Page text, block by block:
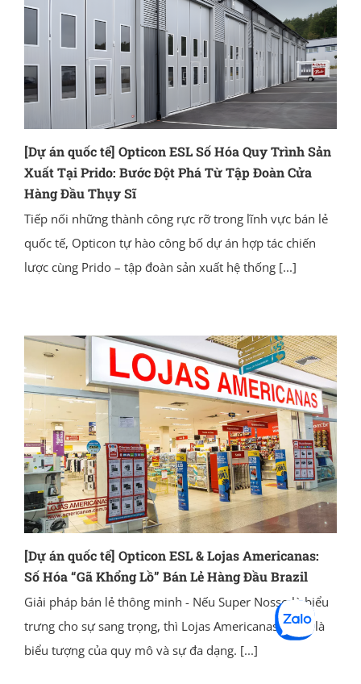
[Dự án quốc tế] Opticon ESL Số Hóa Quy Trình Sản
Xuất Tại Prido: Bước Đột Phá Từ Tập Đoàn Cửa
Hàng Đầu Thụy Sĩ
Tiếp nối những thành công rực rỡ trong lĩnh vực bán lẻ
quốc tế, Opticon tự hào công bố dự án hợp tác chiến
lược cùng Prido – tập đoàn sản xuất hệ thống[...]
[Dự án quốc tế] Opticon ESL & Lojas Americanas:
Số Hóa “Gã Khổng Lồ” Bán Lẻ Hàng Đầu Brazil
Giải pháp bán lẻ thông minh - Nếu Super Nosso là biểu
trưng cho sự sang trọng, thì Lojas Americanas chính là
biểu tượng của quy mô và sự đa dạng. [...]